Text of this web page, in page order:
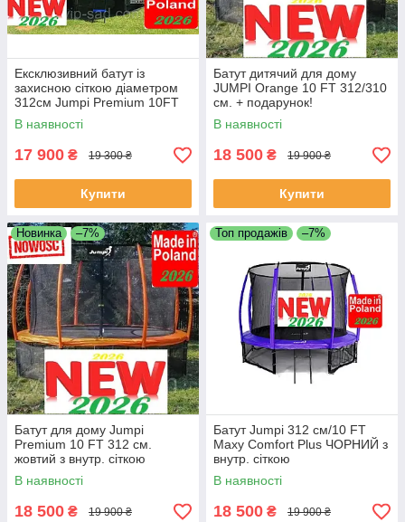
Ексклюзивний батут із
захисною сіткою діаметром
312см Jumpi Premium 10FT
310/312см + чохол!
В наявності
17 900 ₴ 19 300 ₴
Купити
Батут дитячий для дому
JUMPI Orange 10 FT 312/310
см. + подарунок!
В наявності
18 500 ₴ 19 900 ₴
Купити
Новинка –7%
Батут для дому Jumpi
Premium 10 FT 312 см.
жовтий з внутр. сіткою
В наявності
18 500 ₴ 19 900 ₴
Топ продажів –7%
Батут Jumpi 312 см/10 FT
Maxy Comfort Plus ЧОРНИЙ з
внутр. сіткою
В наявності
18 500 ₴ 19 900 ₴